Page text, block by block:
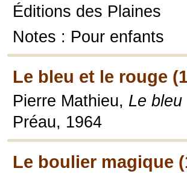
Éditions des Plaines
Notes : Pour enfants
Le bleu et le rouge
Pierre Mathieu, Le
Préau, 1964
Le boulier magique